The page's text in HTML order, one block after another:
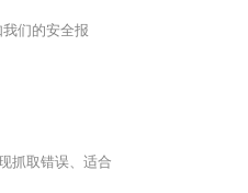
们的安全报
抓取错误、适合